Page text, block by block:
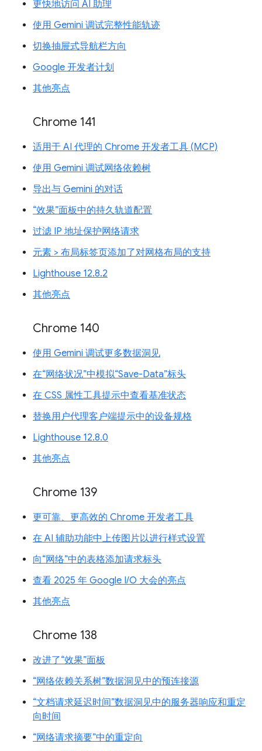
更快地访问 AI 助理
使用 Gemini 调试完整性能轨迹
切换抽屉式导航栏方向
Google 开发者计划
其他亮点
Chrome 141
适用于 AI 代理的 Chrome 开发者工具 (MCP)
使用 Gemini 调试网络依赖树
导出与 Gemini 的对话
“效果”面板中的持久轨道配置
过滤 IP 地址保护网络请求
元素 > 布局标签页添加了对网格布局的支持
Lighthouse 12.8.2
其他亮点
Chrome 140
使用 Gemini 调试更多数据洞见
在“网络状况”中模拟“Save-Data”标头
在 CSS 属性工具提示中查看基准状态
替换用户代理客户端提示中的设备规格
Lighthouse 12.8.0
其他亮点
Chrome 139
更可靠、更高效的 Chrome 开发者工具
在 AI 辅助功能中上传图片以进行样式设置
向“网络”中的表格添加请求标头
查看 2025 年 Google I/O 大会的亮点
其他亮点
Chrome 138
改进了“效果”面板
“网络依赖关系树”数据洞见中的预连接源
“文档请求延迟时间”数据洞见中的服务器响应和重定
向时间
“网络请求摘要”中的重定向